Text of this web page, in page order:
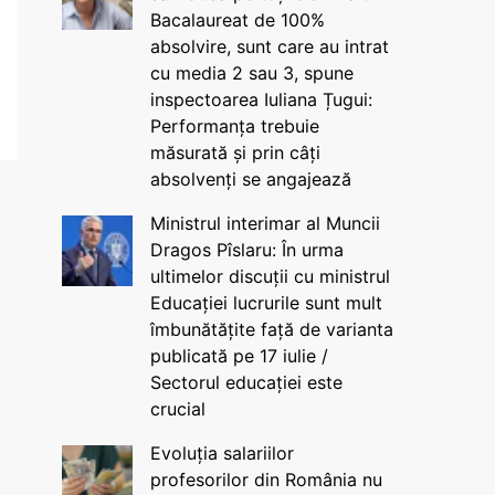
Bacalaureat de 100%
absolvire, sunt care au intrat
cu media 2 sau 3, spune
inspectoarea Iuliana Țugui:
Performanța trebuie
măsurată și prin câți
absolvenți se angajează
Ministrul interimar al Muncii
Dragos Pîslaru: În urma
ultimelor discuții cu ministrul
Educației lucrurile sunt mult
îmbunătățite față de varianta
publicată pe 17 iulie /
Sectorul educației este
crucial
Evoluția salariilor
profesorilor din România nu